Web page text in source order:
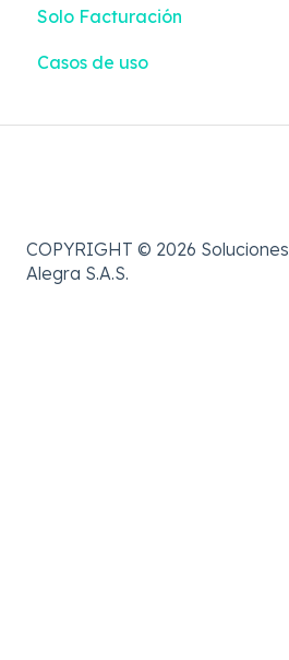
Solo Facturación
Casos de uso
COPYRIGHT © 2026 Soluciones
Alegra S.A.S.